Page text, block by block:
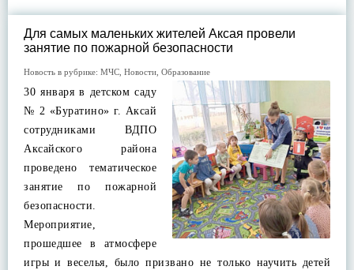
Для самых маленьких жителей Аксая провели
занятие по пожарной безопасности
Новость в рубрике: МЧС Новости Образование
30 января в детском саду
№ 2 «Буратино» г. Аксай
сотрудниками ВДПО
Аксайского района
проведено тематическое
занятие по пожарной
безопасности.
Мероприятие,
прошедшее в атмосфере
игры и веселья, было призвано не только научить детей